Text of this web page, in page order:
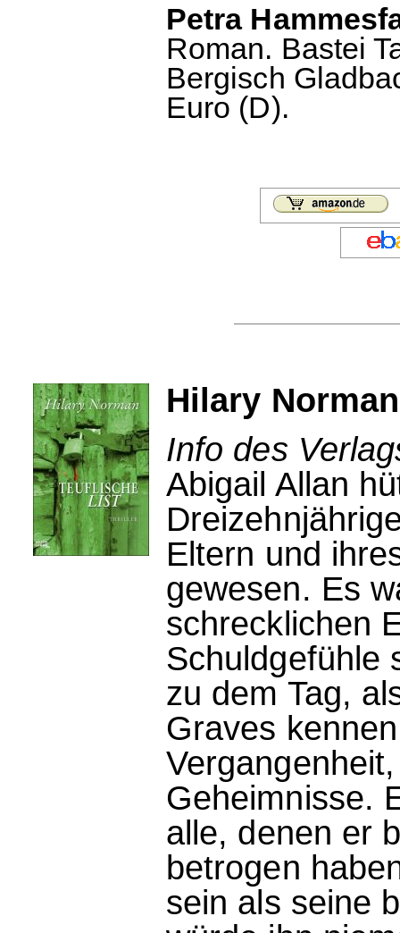
Petra
Roman. Bastei
Bergisch
Euro (D).
Hilary
Info des
Abigail Allan
Eltern und
gewesen. Es
schrecklichen
Schuldgefühle
zu dem Tag,
Graves
Geheimnisse.
alle, denen er
betrogen
sein als seine